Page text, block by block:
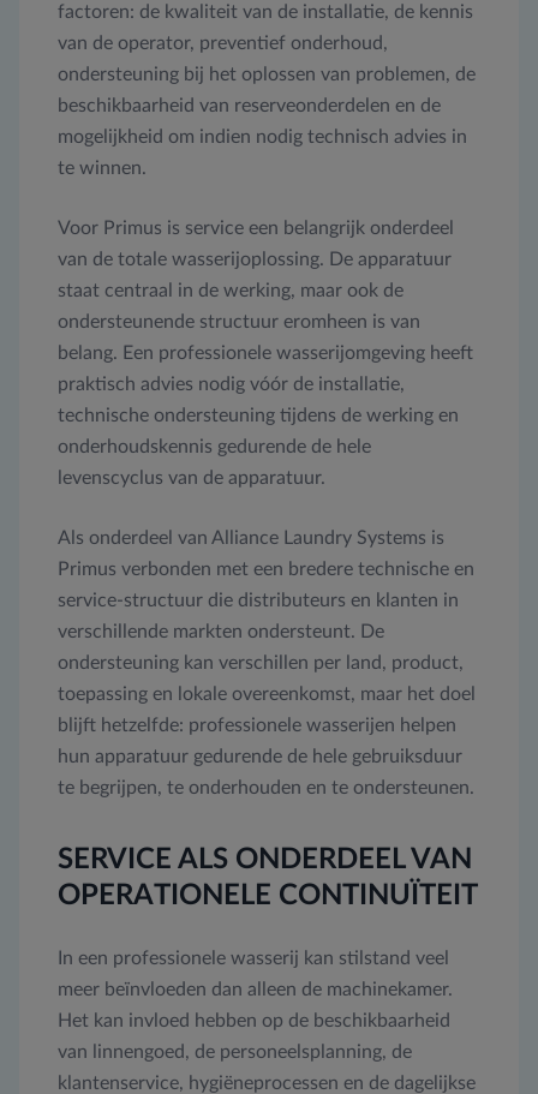
factoren: de kwaliteit van de installatie, de kennis
van de operator, preventief onderhoud,
ondersteuning bij het oplossen van problemen, de
beschikbaarheid van reserveonderdelen en de
mogelijkheid om indien nodig technisch advies in
te winnen.
Voor Primus is service een belangrijk onderdeel
van de totale wasserijoplossing. De apparatuur
staat centraal in de werking, maar ook de
ondersteunende structuur eromheen is van
belang. Een professionele wasserijomgeving heeft
praktisch advies nodig vóór de installatie,
technische ondersteuning tijdens de werking en
onderhoudskennis gedurende de hele
levenscyclus van de apparatuur.
Als onderdeel van Alliance Laundry Systems is
Primus verbonden met een bredere technische en
service-structuur die distributeurs en klanten in
verschillende markten ondersteunt. De
ondersteuning kan verschillen per land, product,
toepassing en lokale overeenkomst, maar het doel
blijft hetzelfde: professionele wasserijen helpen
hun apparatuur gedurende de hele gebruiksduur
te begrijpen, te onderhouden en te ondersteunen.
SERVICE ALS ONDERDEEL VAN
OPERATIONELE CONTINUÏTEIT
In een professionele wasserij kan stilstand veel
meer beïnvloeden dan alleen de machinekamer.
Het kan invloed hebben op de beschikbaarheid
van linnengoed, de personeelsplanning, de
klantenservice, hygiëneprocessen en de dagelijkse